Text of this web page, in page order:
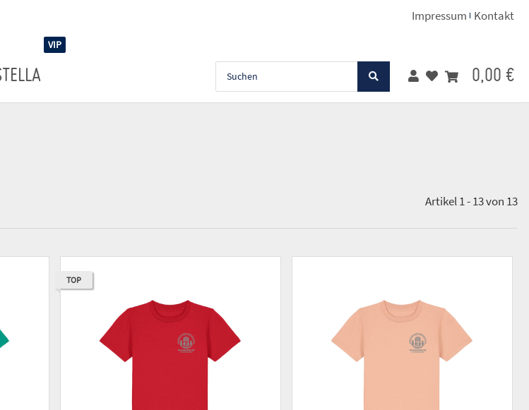
Impressum Kontakt
VIP
0,00 €
Artikel 1 - 13 von 13
TOP